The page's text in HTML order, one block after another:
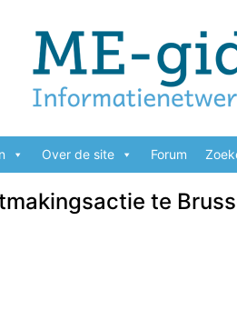
Over de site Forum
te